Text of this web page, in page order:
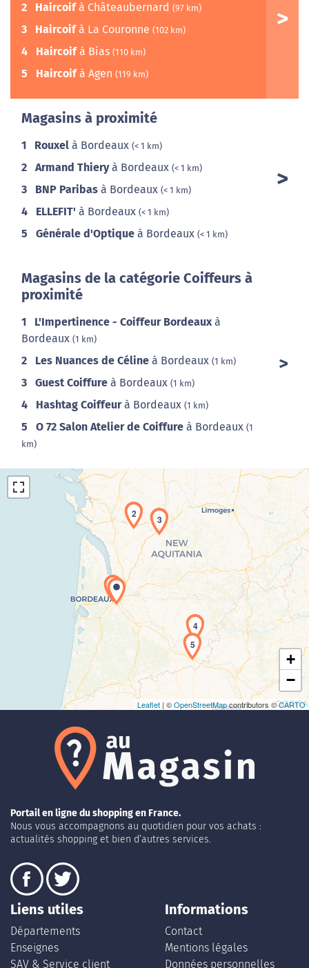
2 Haircoifà Châteaubernard (97 km)
3 Haircoifà La Couronne (102 km)
4 Haircoifà Bias (110 km)
5 Haircoifà Agen (119 km)
Magasins à proximité
1 Rouxel à Bordeaux (< 1 km)
2 Armand Thieryà Bordeaux (< 1 km)
3 BNP Paribas à Bordeaux (< 1 km)
4 ELLEFIT' à Bordeaux (< 1 km)
5 Générale d'Optique à Bordeaux (< 1 km)
Magasins de la catégorie Coiffeurs à
proximité
1 L'Impertinence - Coiffeur Bordeaux à
Bordeaux (1 km)
2 Les Nuances de Céline à Bordeaux (1 km)
3 Guest Coiffure à Bordeaux (1 km)
4 Hashtag Coiffeurà Bordeaux (1 km)
5 O 72 Salon Atelier de Coiffure à Bordeaux (1
km)
Chargement de la carte en cours...
1
2 3
4
5
+
−
Leaflet | ©OpenStreetMapcontributors ©CARTO
Portail en ligne du shopping en France.
Nous vous accompagnons au quotidien pour vos achats :
actualités shopping et bien d’autres services.
Liens utiles
Départements
Enseignes
SAV & Service client
Informations
Contact
Mentions légales
Données personnelles